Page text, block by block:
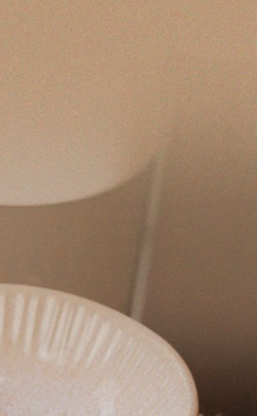
faz parte de fábrica e também durante